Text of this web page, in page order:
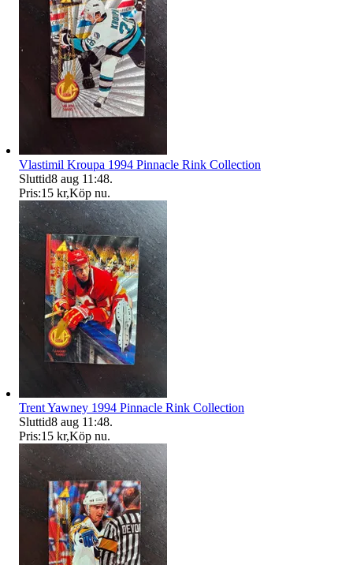
Vlastimil Kroupa 1994 Pinnacle Rink Collection
Sluttid8 aug 11:48.
Pris:15 kr,Köp nu.
Trent Yawney 1994 Pinnacle Rink Collection
Sluttid8 aug 11:48.
Pris:15 kr,Köp nu.